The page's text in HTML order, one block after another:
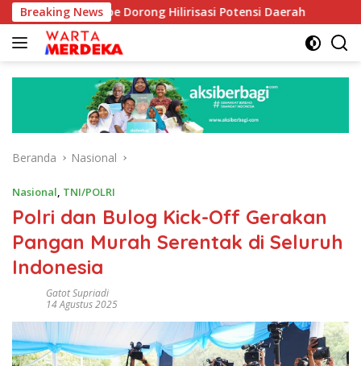
Langsung
ke
konten
Breaking News
Dorong Hilirisasi Potensi Daerah DPR Dorong
Beranda Nasional
Nasional, TNI/POLRI
Polri dan Bulog Kick-Off Gerakan
Pangan Murah Serentak di Seluruh
Indonesia
Gatot Supriadi
14 Agustus 2025